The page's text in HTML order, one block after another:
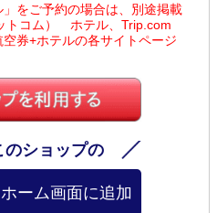
」をご予約の場合は、別途掲載
トコム） ホテル、Trip.com
券+ホテルの各サイトページ
のショップの
ーム画面に追加